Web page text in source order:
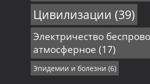
Цивилизации (39)
Электричество
атмосферное (17)
Эпидемии и болезни (6)